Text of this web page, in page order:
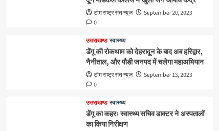
टीम राष्ट्र संत न्यूज
September 20, 2023
0
उत्तराखण्ड स्वास्थ्य
डेंगू की रोकथाम को देहरादून के बाद अब हरिद्वार,
नैनीताल, और पौडी जनपद में चलेगा महाअभियान
टीम राष्ट्र संत न्यूज
September 13, 2023
0
उत्तराखण्ड स्वास्थ्य
डेंगू का कहरः स्वास्थ्य सचिव डाक्टर ने अस्पतालों
का किया निरीक्षण